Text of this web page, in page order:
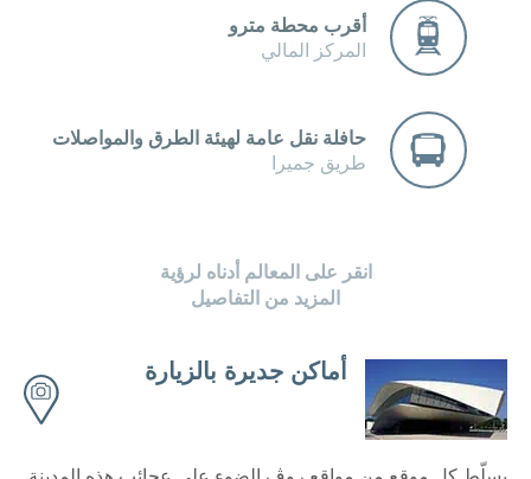
أقرب محطة مترو
المركز المالي
حافلة نقل عامة لهيئة الطرق والمواصلات
طريق جميرا
انقر على المعالم أدناه لرؤية
المزيد من التفاصيل
أماكن جديرة بالزيارة